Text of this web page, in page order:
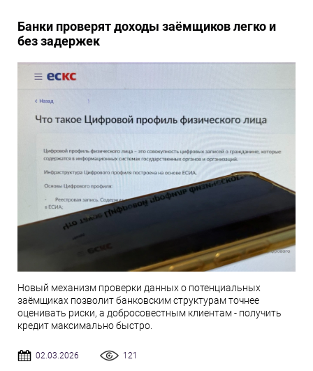
Банки проверят доходы заёмщиков легко и
без задержек
Новый механизм проверки данных о потенциальных
заёмщиках позволит банковским структурам точнее
оценивать риски, а добросовестным клиентам - получить
кредит максимально быстро.
02.03.2026 121